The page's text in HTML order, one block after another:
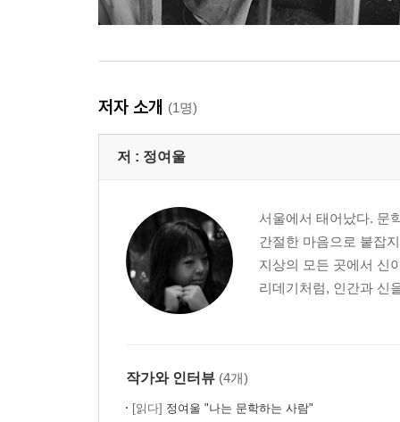
저자 소개 (1명)
저 : 정여울
서울에서 태어났다. 문
간절한 마음으로 붙잡
지상의 모든 곳에서 신
리데기처럼, 인간과 신
작가와 인터뷰 (4개)
[읽다] 정여울 "나는 문학하는 사람"